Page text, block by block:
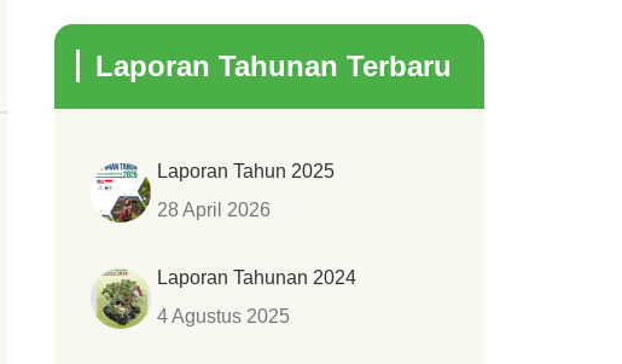
Laporan Tahunan Terbaru
Laporan Tahun 2025
28 April 2026
Laporan Tahunan 2024
4 Agustus 2025